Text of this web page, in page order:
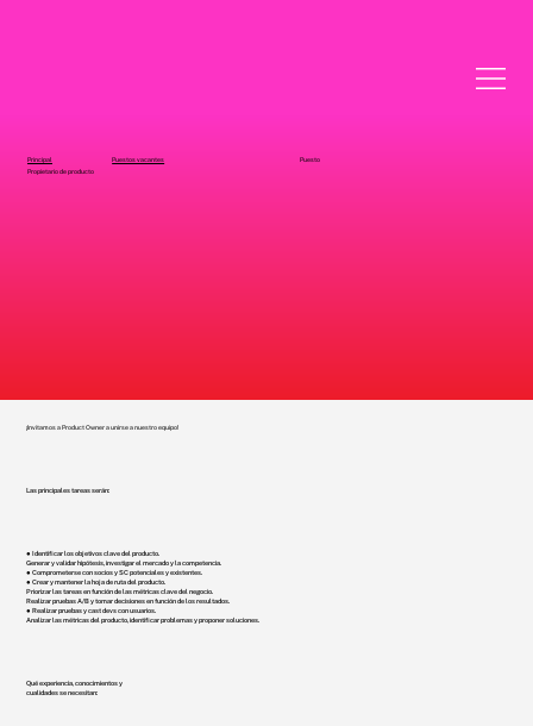
Principal Puestos vacantes
Puesto
Propietario de producto
¡Invitamos a Product Owner a unirse a nuestro equipo!
Las principales tareas serán:
● Identificar los objetivos clave del producto.
Generar y validar hipótesis, investigar el mercado y la competencia.
● Comprometerse con socios y SC potenciales y existentes.
● Crear y mantener la hoja de ruta del producto.
Priorizar las tareas en función de las métricas clave del negocio.
Realizar pruebas A/B y tomar decisiones en función de los resultados.
● Realizar pruebas y cast devs con usuarios.
Analizar las métricas del producto, identificar problemas y proponer soluciones.
Qué experiencia, conocimientos y
cualidades se necesitan: